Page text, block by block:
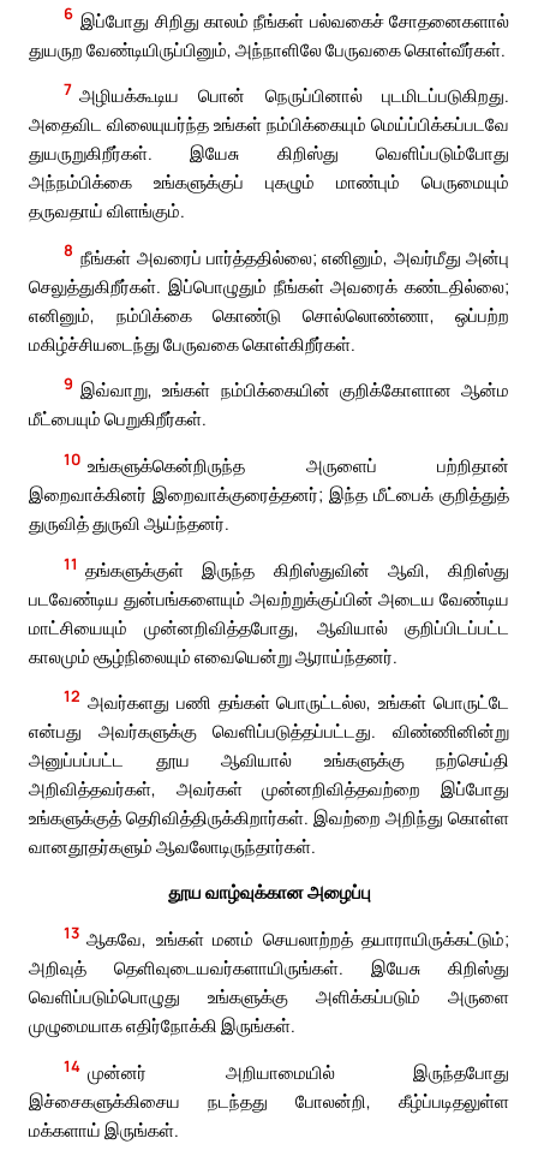
6 இப்போது சிறிது காலம் நீங்கள் பல்வகைச் சோதனைகளால்
துயருற வேண்டியிருப்பினும், அந்நாளிலே பேருவகை கொள்வீர்கள்.
7 அழியக்கூடிய பொன் நெருப்பினால் புடமிடப்படுகிறது.
அதைவிட விலையுயர்ந்த உங்கள் நம்பிக்கையும் மெய்ப்பிக்கப்படவே
துயருறுகிறீர்கள். இயேசு கிறிஸ்து வெளிப்படும்போது
அந்நம்பிக்கை உங்களுக்குப் புகழும் மாண்பும் பெருமையும்
தருவதாய் விளங்கும்.
8 நீங்கள் அவரைப் பார்த்ததில்லை; எனினும், அவர்மீது அன்பு
செலுத்துகிறீர்கள். இப்பொழுதும் நீங்கள் அவரைக் கண்டதில்லை;
எனினும், நம்பிக்கை கொண்டு சொல்லொண்ணா, ஒப்பற்ற
மகிழ்ச்சியடைந்து பேருவகை கொள்கிறீர்கள்.
9 இவ்வாறு, உங்கள் நம்பிக்கையின் குறிக்கோளான ஆன்ம
மீட்பையும் பெறுகிறீர்கள்.
10 உங்களுக்கென்றிருந்த அருளைப் பற்றிதான்
இறைவாக்கினர் இறைவாக்குரைத்தனர்; இந்த மீட்பைக் குறித்துத்
துருவித் துருவி ஆய்ந்தனர்.
11 தங்களுக்குள் இருந்த கிறிஸ்துவின் ஆவி, கிறிஸ்து
படவேண்டிய துன்பங்களையும் அவற்றுக்குப்பின் அடைய வேண்டிய
மாட்சியையும் முன்னறிவித்தபோது, ஆவியால் குறிப்பிடப்பட்ட
காலமும் சூழ்நிலையும் எவையென்று ஆராய்ந்தனர்.
12 அவர்களது பணி தங்கள் பொருட்டல்ல, உங்கள் பொருட்டே
என்பது அவர்களுக்கு வெளிப்படுத்தப்பட்டது. விண்ணினின்று
அனுப்பப்பட்ட தூய ஆவியால் உங்களுக்கு நற்செய்தி
அறிவித்தவர்கள், அவர்கள் முன்னறிவித்தவற்றை இப்போது
உங்களுக்குத் தெரிவித்திருக்கிறார்கள். இவற்றை அறிந்து கொள்ள
வானதூதர்களும் ஆவலோடிருந்தார்கள்.
தூய வாழ்வுக்கான அழைப்பு
13 ஆகவே, உங்கள் மனம் செயலாற்றத் தயாராயிருக்கட்டும்;
அறிவுத் தெளிவுடையவர்களாயிருங்கள். இயேசு கிறிஸ்து
வெளிப்படும்பொழுது உங்களுக்கு அளிக்கப்படும் அருளை
முழுமையாக எதிர்நோக்கி இருங்கள்.
14 முன்னர் அறியாமையில் இருந்தபோது
இச்சைகளுக்கிசைய நடந்தது போலன்றி, கீழ்ப்படிதலுள்ள
மக்களாய் இருங்கள்.